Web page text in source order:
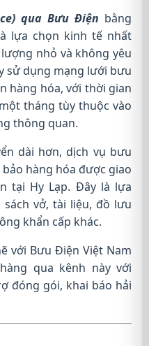
qua Bưu Điện bằng
lựa chọn kinh tế nhất
nhỏ và không yêu
sử dụng mạng lưới bưu
hàng hóa, với thời gian
tháng tùy thuộc vào
thông quan.
dài hơn, dịch vụ bưu
hàng hóa được giao
tại Hy Lạp. Đây là lựa
vở, tài liệu, đồ lưu
khẩn cấp khác.
với Bưu Điện Việt Nam
qua kênh này với
đóng gói, khai báo hải